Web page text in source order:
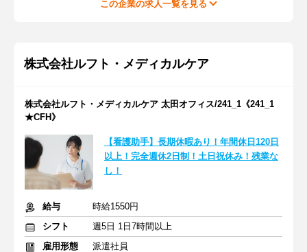
この企業の求人一覧を見る
株式会社ルフト・メディカルケア
株式会社ルフト・メディカルケア 太田オフィス/241_1《241_1
★CFH》
【看護助手】長期休暇あり！年間休日120日
以上！完全週休2日制！土日祝休み！残業な
し！
給与
時給1550円
シフト
週5日 1日7時間以上
雇用形態
派遣社員